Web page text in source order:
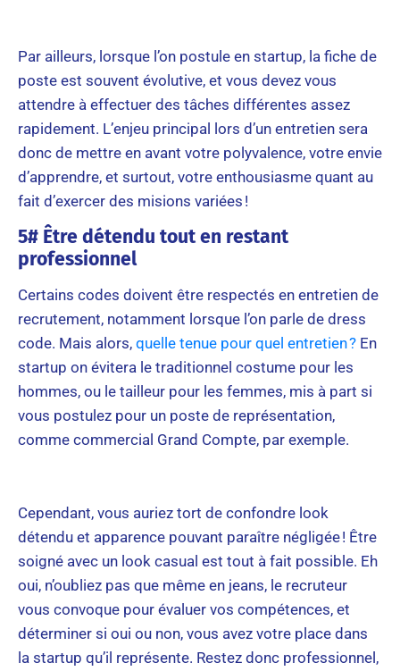
Par ailleurs, lorsque l’on postule en startup, la fiche de
poste est souvent évolutive, et vous devez vous
attendre à effectuer des tâches différentes assez
rapidement. L’enjeu principal lors d’un entretien sera
donc de mettre en avant votre polyvalence, votre envie
d’apprendre, et surtout, votre enthousiasme quant au
fait d’exercer des misions variées !
5# Être détendu tout en restant
professionnel
Certains codes doivent être respectés en entretien de
recrutement, notamment lorsque l’on parle de dress
code. Mais alors, quelle tenue pour quel entretien ? En
startup on évitera le traditionnel costume pour les
hommes, ou le tailleur pour les femmes, mis à part si
vous postulez pour un poste de représentation,
comme commercial Grand Compte, par exemple.
Cependant, vous auriez tort de confondre look
détendu et apparence pouvant paraître négligée ! Être
soigné avec un look casual est tout à fait possible. Eh
oui, n’oubliez pas que même en jeans, le recruteur
vous convoque pour évaluer vos compétences, et
déterminer si oui ou non, vous avez votre place dans
la startup qu’il représente. Restez donc professionnel,